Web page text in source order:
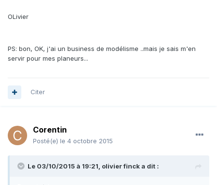
OLivier
PS: bon, OK, j'ai un business de modélisme ..mais je sais m'en
servir pour mes planeurs...
Citer
Corentin
Posté(e) le 4 octobre 2015
Le 03/10/2015 à 19:21, olivier finck a dit :